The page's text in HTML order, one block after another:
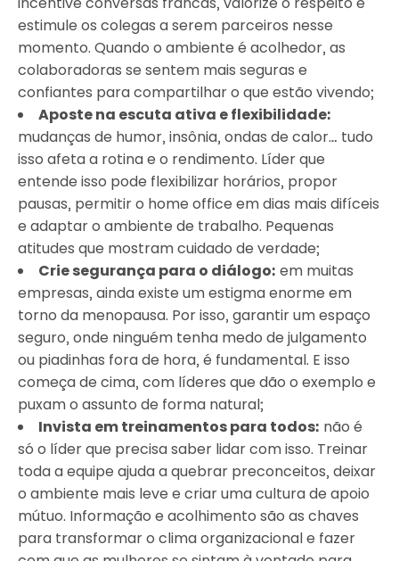
estimule os colegas a serem parceiros nesse
momento. Quando o ambiente é acolhedor, as
colaboradoras se sentem mais seguras e
confiantes para compartilhar o que estão vivendo;
Aposte na escuta ativa e flexibilidade:
mudanças de humor, insônia, ondas de calor… tudo
isso afeta a rotina e o rendimento. Líder que
entende isso pode flexibilizar horários, propor
pausas, permitir o home office em dias mais difíceis
e adaptar o ambiente de trabalho. Pequenas
atitudes que mostram cuidado de verdade;
Crie segurança para o diálogo: em muitas
empresas, ainda existe um estigma enorme em
torno da menopausa. Por isso, garantir um espaço
seguro, onde ninguém tenha medo de julgamento
ou piadinhas fora de hora, é fundamental. E isso
começa de cima, com líderes que dão o exemplo e
puxam o assunto de forma natural;
Invista em treinamentos para todos: não é
só o líder que precisa saber lidar com isso. Treinar
toda a equipe ajuda a quebrar preconceitos, deixar
o ambiente mais leve e criar uma cultura de apoio
mútuo. Informação e acolhimento são as chaves
para transformar o clima organizacional e fazer